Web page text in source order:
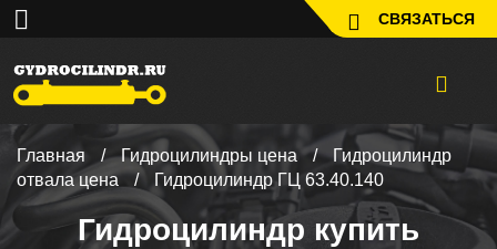
СВЯЗАТЬСЯ
Главная / Гидроцилиндры цена /
Гидроцилиндр
отвала цена
/ Гидроцилиндр ГЦ 63.40.140
Гидроцилиндр купить